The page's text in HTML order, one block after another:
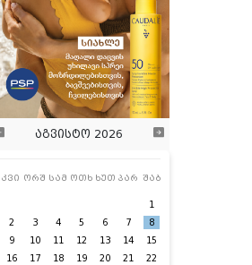
აგვისტო 2026
კვი ორშ სამ ოთხ ხუთ პარ შაბ
1
2
3 4 5 6 7
8
9
10 11 12 13 14
15
16
17 18 19 20 21
22